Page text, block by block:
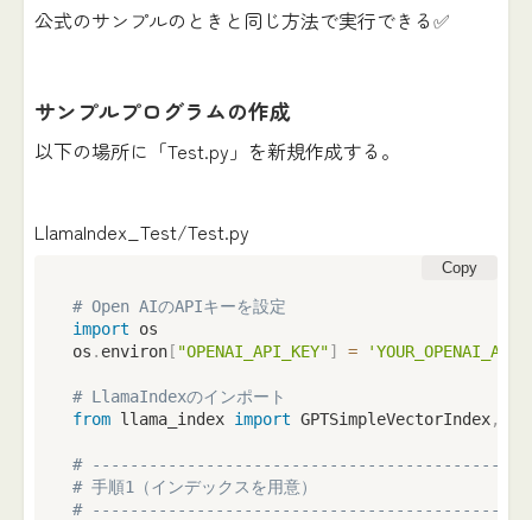
公式のサンプルのときと同じ方法で実行できる✅
サンプルプログラムの作成
以下の場所に「Test.py」を新規作成する。
LlamaIndex_Test/Test.py
Copy
# Open AIのAPIキーを設定
import os
os . environ[ "OPENAI_API_KEY"] =
# LlamaIndexのインポート
from llama_index import GPTSimpleVectorIndex,
#
# 手順1（インデックスを用意）
#